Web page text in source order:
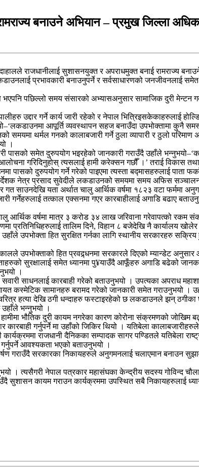
बनाउने अभियान – प्रमुख जिल्ला
राजधानीलाई सुशासनयुक्त र अपराधमुक्त बनाई रामराज्य
प्रभावकारी बनाउनुपर्ने र सर्वसाधारणको जनजीवनलाई
पछिल्लो समय संसारको अभ्यासअनुसार सामाजिक दुरी मेन्टन
उद्दार गर्ने कार्य जारी रहेको र नेपाल भित्रिइसकेकाहरुलाई
आपूर्ति व्यवस्थापन सहज बनाउँदा उपभोक्तामा कुनै
थर्मल गनको कालाबजारी गर्ने ठुला व्यापारी र ठुलो
।
पासको समेत दुरुपयोग भइरहेको जानकारी गराउँदै उहाँले
गरिदिनुहोस् त्यसलाई हामी करेक्सन गछौँ ।’ तराई विकास
पासको दुरुपयोग गर्ने गरेको पाइएमा त्यस्ता बद्मासहरुलाई पाता
नेत्र प्रसाद सुवेदीले लकडाउनको समयमा समय अफिस
साउनदेखि यता अर्थात चालु आर्थिक वर्षमा १८२३ वटा फर्ममा
गर्नेहरुलाई तत्काल एक्सनमा गएर कारबाहीलाई अगाडि बढाए
आर्थिक वर्षमा मात्र ३ करोड ३४ लाख जरिवाना गरेवापत्को
प्रतिनिधिहरुलाई तालिम दिने, विहान ८ बजेदेखि नै कार्यालय
उपभोक्ता हित सुरक्षित गर्नका लागि स्थानीय सरकारहरु
उपभोक्ताको हित प्रवद्र्धनमा सरकारले दिएको म्यान्डेट
सुरक्षालाई समेत ध्यानमा पु¥याउँदै आफूँहरु अगाडि बढेको
।
साधनलाई कारबाही गरेको बताउनुभयो । उपत्यका अपराध
कस्मेटिक सामानहरु बरामद गरेको जानकारी समेत गराउनुभयो ।
चरित्र हत्या देखि ठगी धन्दाहरु फस्टाइरहेको छ लकडाउनले झन्
भन्नुभयो ।
भौतिक दुरी कायम नगरेका कारण कोरोना संक्रमणको
कारबाही गर्नुपर्ने मा उहाँको जिकिर थियो । यतिबेला
कार्यक्रममा राजधानी दैनिकका सम्पादक सागर पण्डितले यतिबेला
आवश्यकता भएको बताउनुभयो ।
गराउँदै सरकारका निकायहरुले अनुगमनलाई चलाएमान बनाउन सुझाव
। त्यसैगरी नेपाल पत्रकार महासंघका केन्द्रीय सदस्य गोविन्द
सुशासन कायम गराउन कार्यक्रममा उपस्थित सबै निकायहरुलाई